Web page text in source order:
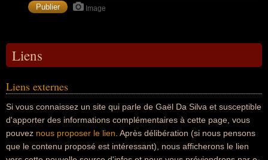
Image
Liens
Liens externes
Si vous connaissez un site qui parle de Gaël Da Silva et susceptible
d'apporter des informations complémentaires à cette page, vous
pouvez nous proposer le lien . Après délibération (si nous pensons
que le contenu proposé est intéressant), nous afficherons le lien